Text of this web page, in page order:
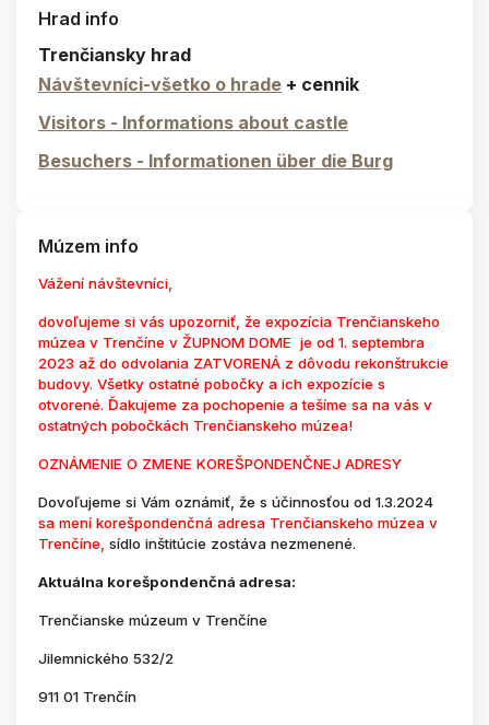
Hrad info
Trenčiansky hrad
Návštevníci-všetko o hrade + cennik
Visitors - Informations about castle
Besuchers - Informationen über die Burg
Múzem info
Vážení návštevníci,
dovoľujeme si vás upozorniť, že expozícia Trenčianskeho
múzea v Trenčíne v ŽUPNOM DOME je od 1. septembra
2023 až do odvolania ZATVORENÁ z dôvodu rekonštrukcie
budovy. Všetky ostatné pobočky a ich expozície s
otvorené. Ďakujeme za pochopenie a tešíme sa na vás v
ostatných pobočkách Trenčianskeho múzea!
OZNÁMENIE O ZMENE KOREŠPONDENČNEJ ADRESY
Dovoľujeme si Vám oznámiť, že s účinnosťou od 1.3.2024
sa mení korešpondenčná adresa Trenčianskeho múzea v
Trenčíne, sídlo inštitúcie zostáva nezmenené.
Aktuálna korešpondenčná adresa:
Trenčianske múzeum v Trenčíne
Jilemnického 532/2
911 01 Trenčín